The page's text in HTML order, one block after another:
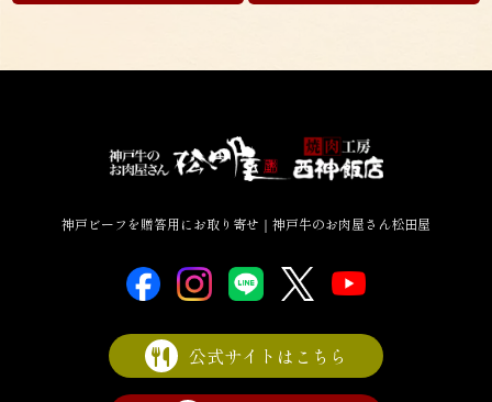
神戸ビーフを贈答用にお取り寄せ｜神戸牛のお肉屋さん松田屋
公式サイトはこちら